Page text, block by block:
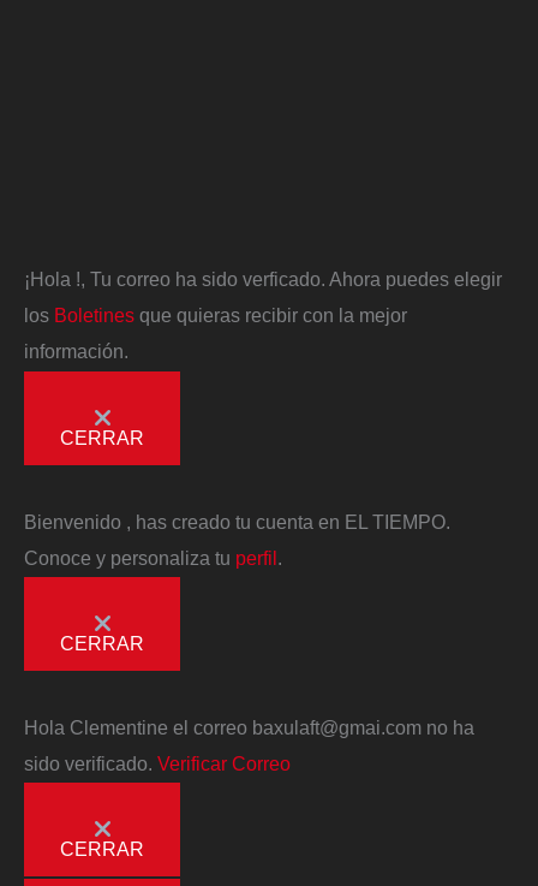
¡Hola !, Tu correo ha sido verficado. Ahora puedes elegir
los Boletines que quieras recibir con la mejor
información.
CERRAR
Bienvenido
, has creado tu cuenta en EL TIEMPO.
Conoce y personaliza tu perfil
CERRAR
Hola Clementine el correo baxulaft@gmai.com no ha
sido verificado. Verificar Correo
CERRAR